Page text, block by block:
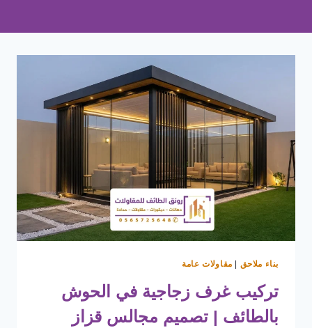
بناء ملاحق | مقاولات عامة
تركيب غرف زجاجية في الحوش
بالطائف | تصميم مجالس قزاز